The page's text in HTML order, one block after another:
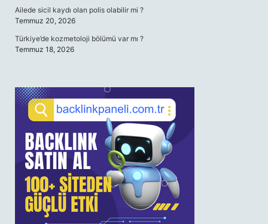
Ailede sicil kaydı olan polis olabilir mi ?
Temmuz 20, 2026
Türkiye’de kozmetoloji bölümü var mı ?
Temmuz 18, 2026